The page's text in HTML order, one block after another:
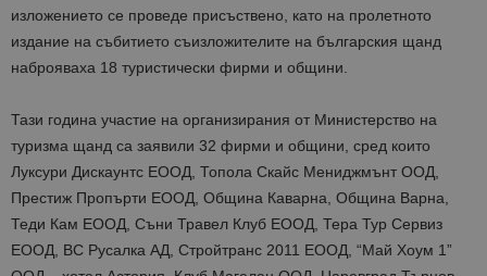
изложението се проведе присъствено, като на пролетното
издание на събитието съизложителите на българския щанд
наброяваха 18 туристически фирми и общини.
Тази година участие на организирания от Министерство на
туризма щанд са заявили 32 фирми и общини, сред които
Луксури Дискаунтс ЕООД, Топола Скайс Мениджмънт ООД,
Престиж Пропърти ЕООД, Община Каварна, Община Варна,
Теди Кам ЕООД, Съни Травел Клуб ЕООД, Тера Тур Сервиз
ЕООД, ВС Русалка АД, Стройтранс 2011 ЕООД, “Май Хоум 1”